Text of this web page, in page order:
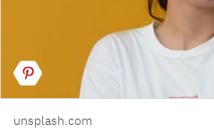
unsplash.com